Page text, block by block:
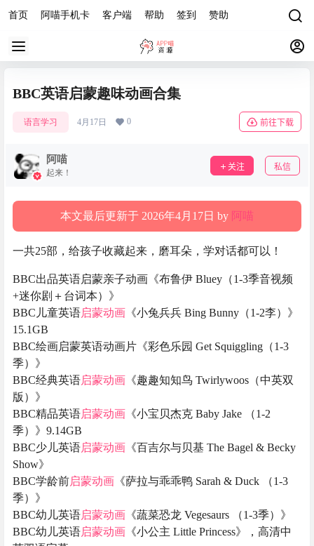
首页 阿喵手机卡 客户端 帮助 签到 赞助
BBC英语启蒙趣味动画合集
语言学习 4月17日 0 前往下载
阿喵
起来！
关注 私信
本文最后更新于 2026年4月17日 by 阿喵
一共25部，给孩子收藏起来，磨耳朵，学对话都可以！
BBC出品英语启蒙亲子动画《布鲁伊 Bluey（1-3季音视频
+迷你剧＋台词本）》
BBC儿童英语启蒙动画 《小兔兵兵 Bing Bunny（1-2李）》
15.1GB
BBC绘画启蒙英语动画片《彩色乐园 Get Squiggling（1-3
季）》
BBC经典英语启蒙动画 《趣趣知知鸟 Twirlywoos（中英双
版）》
BBC精品英语启蒙动画 《小宝贝杰克 Baby Jake （1-2
季）》9.14GB
BBC少儿英语启蒙动画 《百吉尔与贝基 The Bagel & Becky
Show》
BBC学龄前启蒙动画 《萨拉与乖乖鸭 Sarah & Duck （1-3
季）》
BBC幼儿英语启蒙动画 《蔬菜恐龙 Vegesaurs （1-3季）》
BBC幼儿英语启蒙动画 《小公主 Little Princess》，高清中